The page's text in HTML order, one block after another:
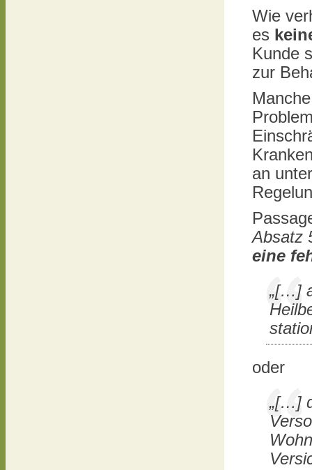
Wie
es
Kunde
zur
an
Absatz
eine
„[…]
oder
„[…]